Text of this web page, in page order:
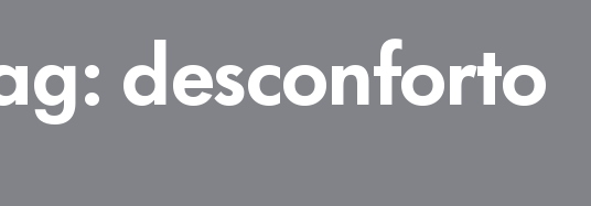
desconforto